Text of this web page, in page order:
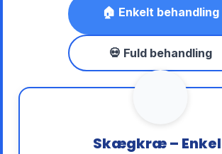
🏠 Enkelt behandling
💀 Fuld behandling
Skægkræ –